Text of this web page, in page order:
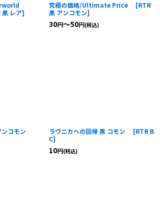
黒 レア]
究極の価格/Ultimate Price [RTR
黒 アンコモン]
30円～50円(税込)
ンコモン
ラヴニカへの回帰 黒 コモン [RTR B
C]
10円(税込)